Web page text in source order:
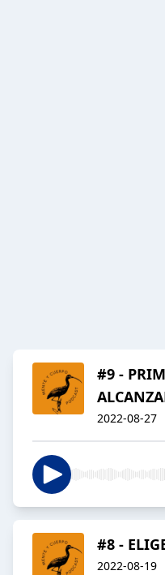
#9 -
2022-08-27
#8 -
2022-08-19